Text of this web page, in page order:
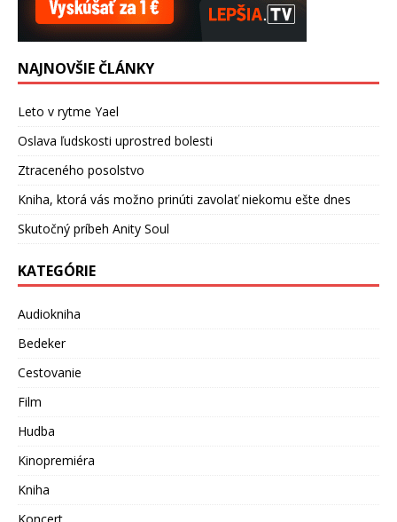
NAJNOVŠIE ČLÁNKY
Leto v rytme Yael
Oslava ľudskosti uprostred bolesti
Ztraceného posolstvo
Kniha, ktorá vás možno prinúti zavolať niekomu ešte dnes
Skutočný príbeh Anity Soul
KATEGÓRIE
Audiokniha
Bedeker
Cestovanie
Film
Hudba
Kinopremiéra
Kniha
Koncert